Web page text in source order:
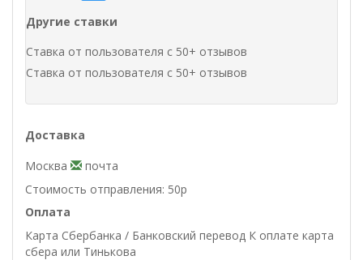
Другие ставки
Ставка от пользователя с 50+ отзывов
Ставка от пользователя с 50+ отзывов
Доставка
Москва
почта
Стоимость отправления: 50р
Оплата
Карта Сбербанка / Банковский перевод К оплате карта
сбера или Тинькова